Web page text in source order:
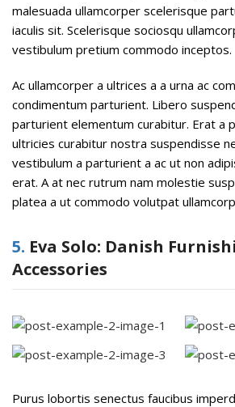
malesuada ullamcorper scelerisque
iaculis sit. Scelerisque sociosqu
vestibulum pretium commodo inceptos.
Ac ullamcorper a ultrices a a urna ac
condimentum parturient. Libero
parturient elementum curabitur. Erat a
ultricies curabitur nostra suspendisse
vestibulum a parturient a ac ut non
erat. A at nec rutrum nam molestie
platea a ut commodo volutpat
5. Eva Solo: Danish
Accessories
Purus lobortis senectus faucibus